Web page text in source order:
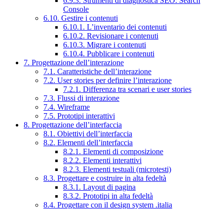
Console
6.10. Gestire i contenuti
6.10.1. L’inventario dei contenuti
6.10.2. Revisionare i contenuti
6.10.3. Migrare i contenuti
6.10.4. Pubblicare i contenuti
7. Progettazione dell’interazione
7.1. Caratteristiche dell’interazione
7.2. User stories per definire l’interazione
7.2.1. Differenza tra scenari e user stories
7.3. Flussi di interazione
7.4. Wireframe
7.5. Prototipi interattivi
8. Progettazione dell’interfaccia
8.1. Obiettivi dell’interfaccia
8.2. Elementi dell’interfaccia
8.2.1. Elementi di composizione
8.2.2. Elementi interattivi
8.2.3. Elementi testuali (microtesti)
8.3. Progettare e costruire in alta fedeltà
8.3.1. Layout di pagina
8.3.2. Prototipi in alta fedeltà
8.4. Progettare con il design system .italia